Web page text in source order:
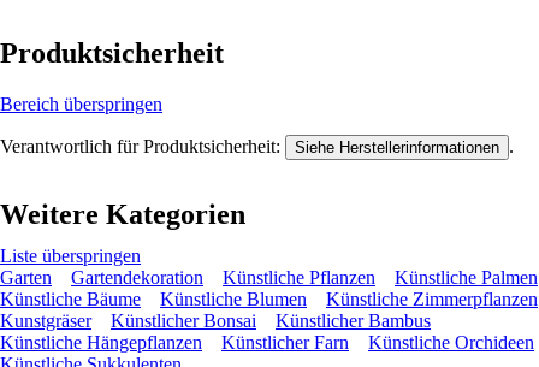
Produktsicherheit
Bereich überspringen
Verantwortlich für Produktsicherheit: Siehe Herstellerinformationen .
Weitere Kategorien
Liste überspringen
Garten
Gartendekoration Künstliche Pflanzen
Künstliche Palmen
Künstliche Bäume
Künstliche Blumen
Künstliche Zimmerpflanzen
Kunstgräser
Künstlicher Bonsai
Künstlicher Bambus
Künstliche Hängepflanzen
Künstlicher Farn
Künstliche Orchideen